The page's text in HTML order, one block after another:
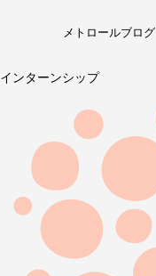
メトロールブログ
インターンシップ